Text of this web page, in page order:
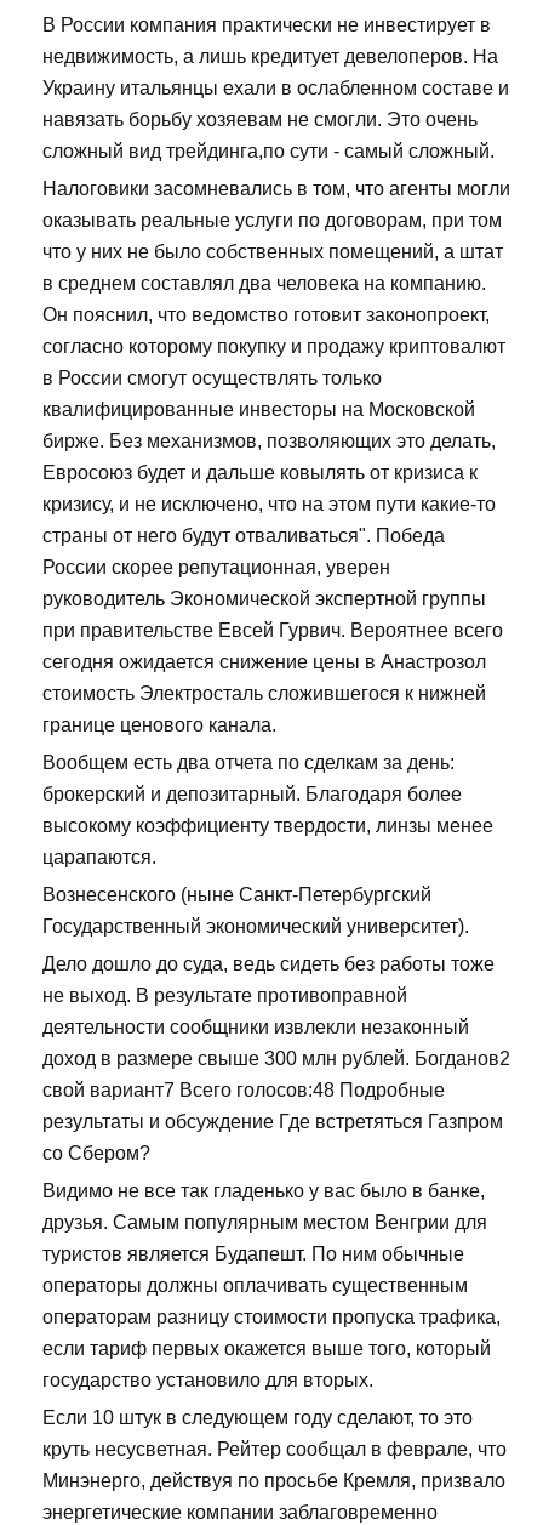
В России компания практически не инвестирует в
недвижимость, а лишь кредитует девелоперов. На
Украину итальянцы ехали в ослабленном составе и
навязать борьбу хозяевам не смогли. Это очень
сложный вид трейдинга,по сути - самый сложный.
Налоговики засомневались в том, что агенты могли
оказывать реальные услуги по договорам, при том
что у них не было собственных помещений, а штат
в среднем составлял два человека на компанию.
Он пояснил, что ведомство готовит законопроект,
согласно которому покупку и продажу криптовалют
в России смогут осуществлять только
квалифицированные инвесторы на Московской
бирже. Без механизмов, позволяющих это делать,
Евросоюз будет и дальше ковылять от кризиса к
кризису, и не исключено, что на этом пути какие-то
страны от него будут отваливаться". Победа
России скорее репутационная, уверен
руководитель Экономической экспертной группы
при правительстве Евсей Гурвич. Вероятнее всего
сегодня ожидается снижение цены в Анастрозол
стоимость Электросталь сложившегося к нижней
границе ценового канала.
Вообщем есть два отчета по сделкам за день:
брокерский и депозитарный. Благодаря более
высокому коэффициенту твердости, линзы менее
царапаются.
Вознесенского (ныне Санкт-Петербургский
Государственный экономический университет).
Дело дошло до суда, ведь сидеть без работы тоже
не выход. В результате противоправной
деятельности сообщники извлекли незаконный
доход в размере свыше 300 млн рублей. Богданов2
свой вариант7 Всего голосов:48 Подробные
результаты и обсуждение Где встретяться Газпром
со Сбером?
Видимо не все так гладенько у вас было в банке,
друзья. Самым популярным местом Венгрии для
туристов является Будапешт. По ним обычные
операторы должны оплачивать существенным
операторам разницу стоимости пропуска трафика,
если тариф первых окажется выше того, который
государство установило для вторых.
Если 10 штук в следующем году сделают, то это
круть несусветная. Рейтер сообщал в феврале, что
Минэнерго, действуя по просьбе Кремля, призвало
энергетические компании заблаговременно